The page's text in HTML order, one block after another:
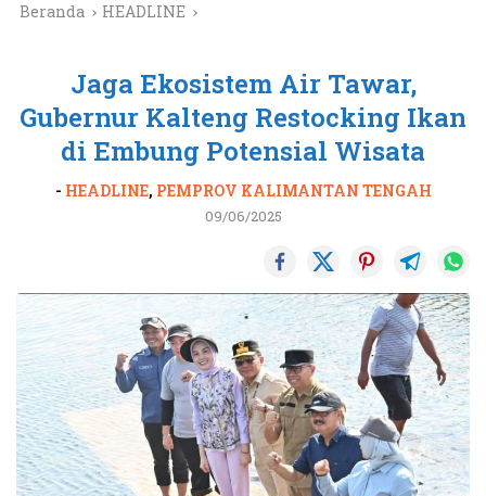
Beranda HEADLINE
Jaga Ekosistem Air Tawar,
Gubernur Kalteng Restocking Ikan
di Embung Potensial Wisata
- HEADLINE, PEMPROV KALIMANTAN TENGAH
09/06/2025